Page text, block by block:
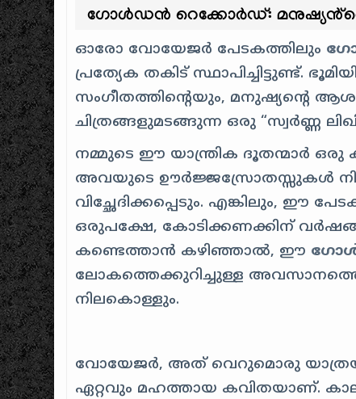
ഗോൾഡൻ റെക്കോർഡ്:
ഓരോ വോയേജർ പേടകത്തിലും
പ്രത്യേക തകിട് സ്ഥാപിച്ചിട്ടുണ്ട്.
സംഗീതത്തിൻ്റെയും, മനുഷ്യൻ്റെ
ചിത്രങ്ങളുമടങ്ങുന്ന ഒരു “സ്വർണ്ണ
നമ്മുടെ ഈ യാന്ത്രിക ദൂതന്മാർ ഒരു
അവയുടെ ഊർജ്ജസ്രോതസ്സുകൾ
വിച്ഛേദിക്കപ്പെടും. എങ്കിലും, ഈ
ഒരുപക്ഷേ, കോടിക്കണക്കിന്
കണ്ടെത്താൻ കഴിഞ്ഞാൽ, ഈ
ലോകത്തെക്കുറിച്ചുള്ള അവസാനത്തെ
നിലകൊള്ളും.
വോയേജർ, അത് വെറുമൊരു
ഏറ്റവും മഹത്തായ കവിതയാണ്.